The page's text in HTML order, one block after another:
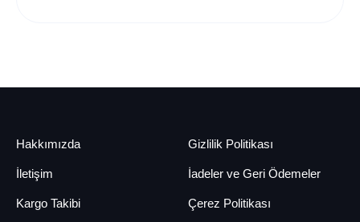
Hakkımızda
İletişim
Kargo Takibi
Gizlilik Politikası
İadeler ve Geri Ödemeler
Çerez Politikası